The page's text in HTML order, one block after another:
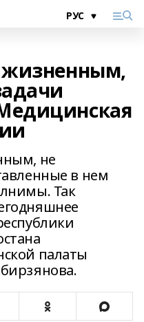
жизненным,
не
в нем
Так
палаты